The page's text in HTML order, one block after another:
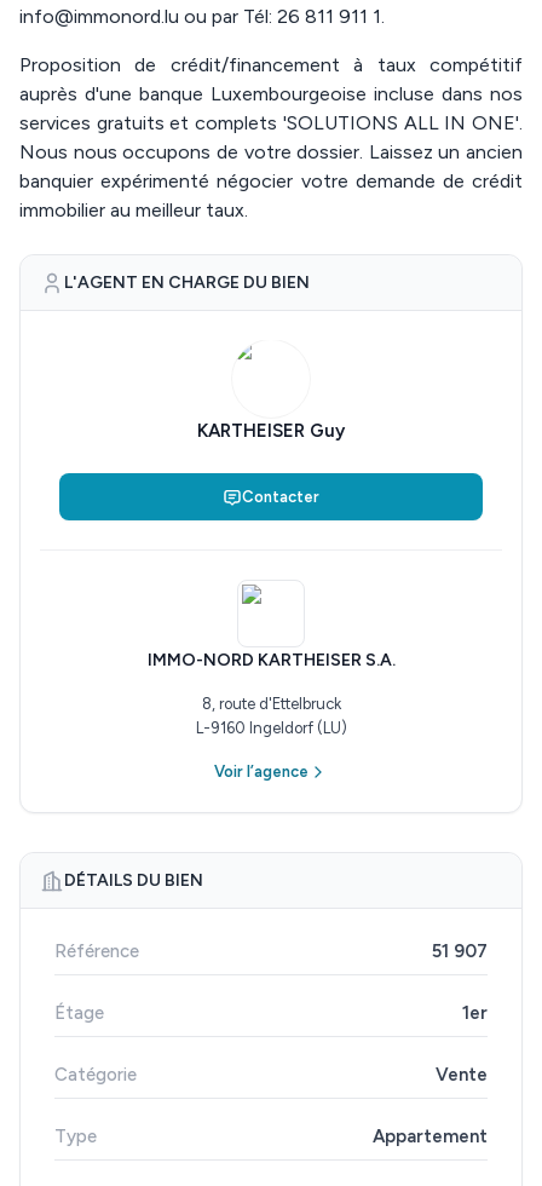
info@immonord.lu ou par Tél: 26 811 911 1.
Proposition de crédit/financement à taux compétitif
auprès d'une banque Luxembourgeoise incluse dans nos
services gratuits et complets 'SOLUTIONS ALL IN ONE'.
Nous nous occupons de votre dossier. Laissez un ancien
banquier expérimenté négocier votre demande de crédit
immobilier au meilleur taux.
L'AGENT EN CHARGE DU BIEN
KARTHEISER Guy
Contacter
IMMO-NORD KARTHEISER S.A.
8, route d'Ettelbruck
L-9160 Ingeldorf (LU)
Voir l’agence
DÉTAILS DU BIEN
Référence 51 907
Étage 1er
Catégorie Vente
Type Appartement